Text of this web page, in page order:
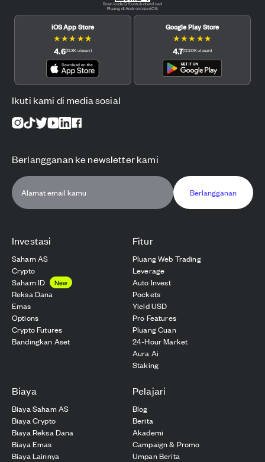
Investasi
Saham AS
Crypto
Saham ID
New
Reksa Dana
Emas
Options
Crypto Futures
Bandingkan Aset
Fitur
Pluang Web Trading
Leverage
Auto Invest
Pockets
Yield USD
Pro Features
Pluang Cuan
24-Hour Market
Aura Ai
Staking
Biaya
Biaya Saham AS
Biaya Crypto
Biaya Reksa Dana
Biaya Emas
Biaya Lainnya
Pelajari
Blog
Berita
Akademi
Campaign & Promo
Umpan Berita
Scan kode QR untuk download
Pluang di Android dan iOS.
iOS App Store
★★★ ★★
4.6(12.3K ulasan)
Google Play Store
★★★ ★★
4.7(122.0K ulasan)
Ikuti kami di media sosial
Berlangganan ke newsletter kami
Berlangganan